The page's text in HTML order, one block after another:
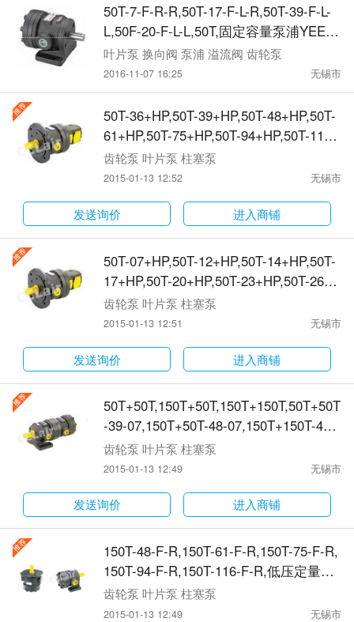
50T-7-F-R-R,50T-17-F-L-R,50T-39-F-L-
L,50F-20-F-L-L,50T,固定容量泵浦YEES
EN
叶片泵 换向阀 泵浦 溢流阀 齿轮泵
2016-11-07 16:25 无锡市
50T-36+HP,50T-39+HP,50T-48+HP,50T-
61+HP,50T-75+HP,50T-94+HP,50T-116+
HP,定量高低压组合泵
齿轮泵 叶片泵 柱塞泵
2015-01-13 12:52 无锡市
发送询价 进入商铺
50T-07+HP,50T-12+HP,50T-14+HP,50T-
17+HP,50T-20+HP,50T-23+HP,50T-26+H
P,50T-30+HP,定量高低压组合泵
齿轮泵 叶片泵 柱塞泵
2015-01-13 12:51 无锡市
发送询价 进入商铺
50T+50T,150T+50T,150T+150T,50T+50T
-39-07,150T+50T-48-07,150T+150T-48-
48,双联定量叶片泵
齿轮泵 叶片泵 柱塞泵
2015-01-13 12:49 无锡市
发送询价 进入商铺
150T-48-F-R,150T-61-F-R,150T-75-F-R,
150T-94-F-R,150T-116-F-R,低压定量叶
片泵
齿轮泵 叶片泵 柱塞泵
2015-01-13 12:49 无锡市